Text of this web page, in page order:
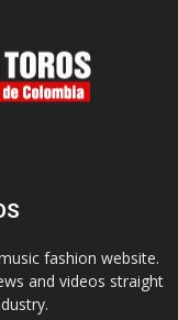
fashion website.
and videos straight